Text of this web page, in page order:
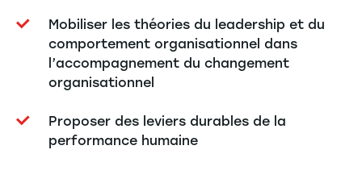
Mobiliser les théories du leadership et du
comportement organisationnel dans
l’accompagnement du changement
organisationnel
Proposer des leviers durables de la
performance humaine